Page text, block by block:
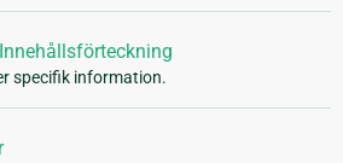
Innehållsförteckning
specifik information.